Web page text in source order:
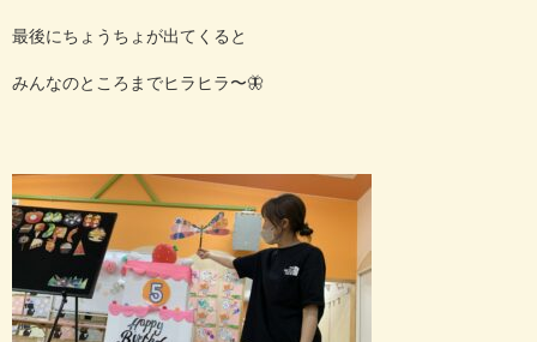
最後にちょうちょが出てくると
みんなのところまでヒラヒラ〜🦋